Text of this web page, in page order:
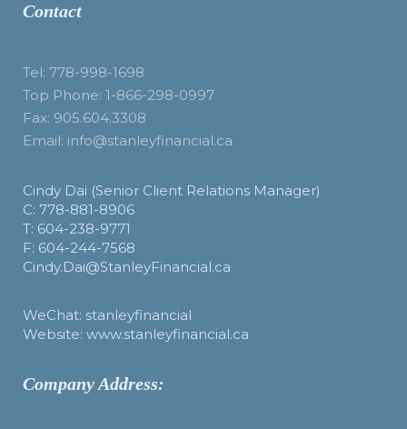
Contact
Tel: 778-998-1698
Top Phone: 1-866-298-0997
Fax: 905.604.3308
Email: info@stanleyfinancial.ca
Cindy Dai (Senior Client Relations Manager)
C: 778-881-8906
T: 604-238-9771
F: 604-244-7568
Cindy.Dai@StanleyFinancial.ca
WeChat: stanleyfinancial
Website: www.stanleyfinancial.ca
Company Address: